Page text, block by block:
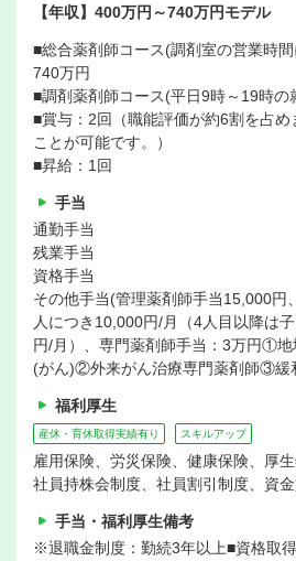
【年収】400万円～740万円モデル
■総合薬剤師コース(調剤室の営業時
740万円
■調剤薬剤師コース(平日9時～19時の
■賞与：2回（職能評価が約6割を占め
ことが可能です。）
■昇給：1回
手当
通勤手当
残業手当
資格手当
その他手当(管理薬剤師手当15,000円
人につき10,000円/月（4人目以降は
円/月）、専門薬剤師手当：3万円①
(がん)②外来がん治療専門薬剤師③緩
福利厚生
産休・育休取得実績有り スキルアップ
雇用保険、労災保険、健康保険、厚
社員持株会制度、社員割引制度、資
手当・福利厚生備考
※退職金制度：勤続3年以上■資格取